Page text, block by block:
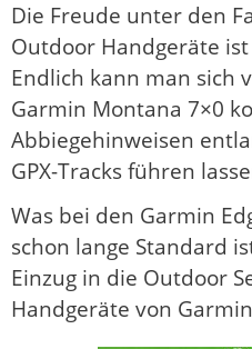
Die Freude unter den
Outdoor Handgeräte
Endlich kann man sich
Garmin Montana 7×0
Abbiegehinweisen
GPX-Tracks führen
Was bei den Garmin
schon lange Standard
Einzug in die Outdoor
Handgeräte von